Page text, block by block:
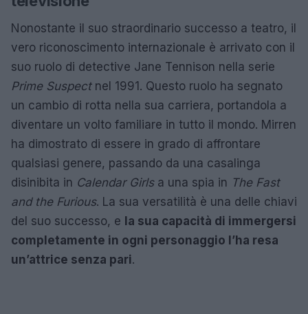
Nonostante il suo straordinario successo a teatro, il
vero riconoscimento internazionale è arrivato con il
suo ruolo di detective Jane Tennison nella serie
Prime Suspectnel 1991. Questo ruolo ha segnato
un cambio di rotta nella sua carriera, portandola a
diventare un volto familiare in tutto il mondo. Mirren
ha dimostrato di essere in grado di affrontare
qualsiasi genere, passando da una casalinga
disinibita in Calendar Girlsa una spia in The Fast
and the Furious. La sua versatilità è una delle chiavi
del suo successo, e la sua capacità di immergersi
completamente in ogni personaggio l’ha resa
un’attrice senza pari.